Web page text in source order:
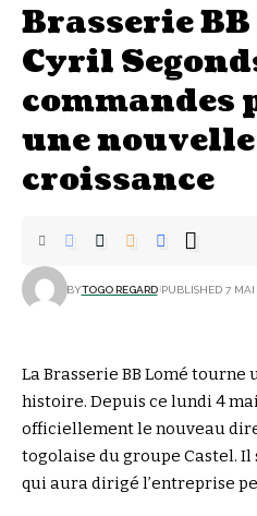
Brasserie BB
Cyril
une nouvelle
croissance
BYTOGO REGARD PUBLISHED 7 MAI
LaBrasserie BB Lomé tourne
histoire. Depuis ce lundi 4
officiellement le nouveau
togolaise du groupe Castel. Il
qui aura dirigé l’entreprise